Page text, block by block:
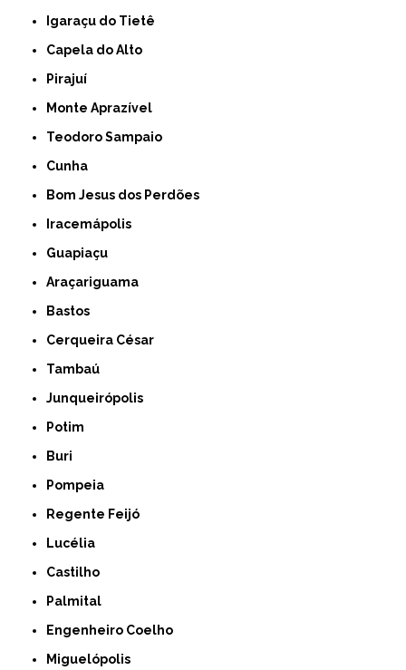
Igaraçu do Tietê
Capela do Alto
Pirajuí
Monte Aprazível
Teodoro Sampaio
Cunha
Bom Jesus dos Perdões
Iracemápolis
Guapiaçu
Araçariguama
Bastos
Cerqueira César
Tambaú
Junqueirópolis
Potim
Buri
Pompeia
Regente Feijó
Lucélia
Castilho
Palmital
Engenheiro Coelho
Miguelópolis